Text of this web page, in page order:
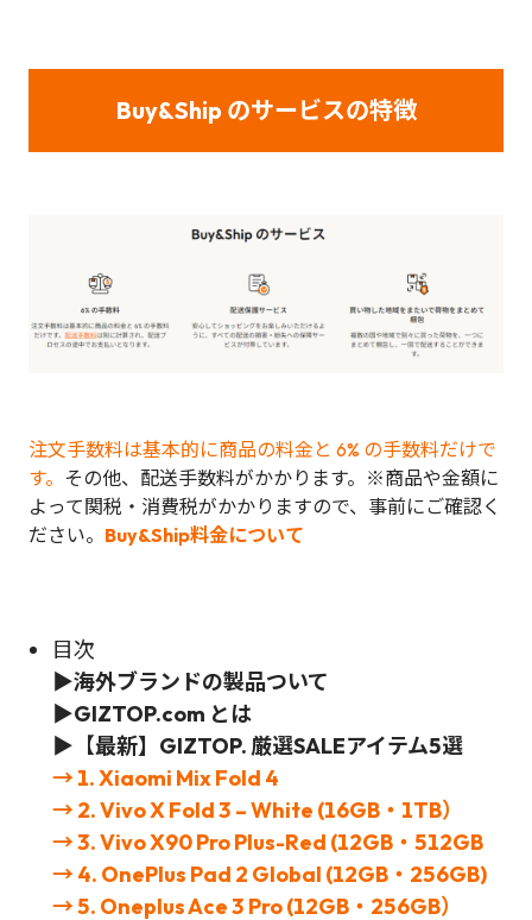
Buy&Ship のサービスの特徴
注文手数料は基本的に商品の料金と 6% の手数料だけで
す。 その他、配送手数料がかかります。※商品や金額に
よって関税・消費税がかかりますので、事前にご確認く
ださい。 Buy&Ship料金について
目次
▶海外ブランドの製品ついて
▶GIZTOP.com とは
▶ 【最新】 GIZTOP. 厳選SALEアイテム5選
→ 1. Xiaomi Mix Fold 4
→ 2. Vivo X Fold 3 – White (16GB・1TB）
→ 3. Vivo X90 Pro Plus-Red (12GB・512GB
→ 4. OnePlus Pad 2 Global (12GB・256GB)
→ 5. Oneplus Ace 3 Pro (12GB・256GB）